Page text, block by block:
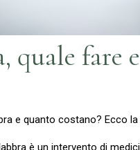
quale fare
e quanto costano? Ecco
è un intervento di